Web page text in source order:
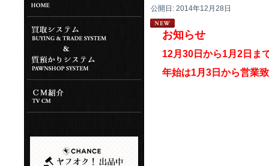
公開日: 2014年12月28日
お知らせ
12月30日から1月2日ま
年始は1月3日から営業